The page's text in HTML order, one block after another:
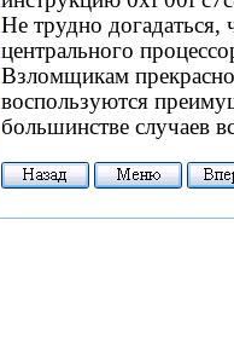
Не трудно
центрального
Взломщикам прекрасно
воспользуются
большинстве случаев